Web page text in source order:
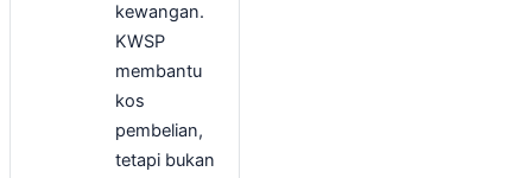
kewangan.
KWSP
membantu
kos
pembelian,
tetapi bukan